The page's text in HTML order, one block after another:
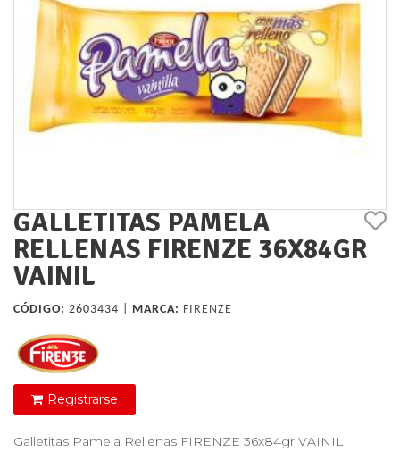
GALLETITAS PAMELA
RELLENAS FIRENZE 36X84GR
VAINIL
CÓDIGO: 2603434 | MARCA: FIRENZE
Registrarse
Galletitas Pamela Rellenas FIRENZE 36x84gr VAINIL